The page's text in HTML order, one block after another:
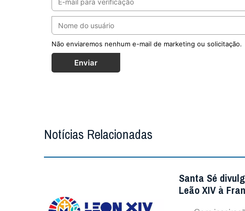
Não enviaremos nenhum e-mail de marketing ou solicitação.
Enviar
Notícias Relacionadas
Santa Sé
Leão XIV à